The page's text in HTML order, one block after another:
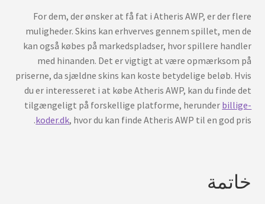
For dem, der ønsker at få fat i Atheris AWP, er der flere
muligheder. Skins kan erhverves gennem spillet, men de
kan også købes på markedspladser, hvor spillere handler
med hinanden. Det er vigtigt at være opmærksom på
priserne, da sjældne skins kan koste betydelige beløb. Hvis
du er interesseret i at købe Atheris AWP, kan du finde det
tilgængeligt på forskellige platforme, herunder billige-
koder.dk, hvor du kan finde Atheris AWP til en god pris.
خاتمة